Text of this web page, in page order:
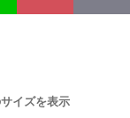
イズを表示